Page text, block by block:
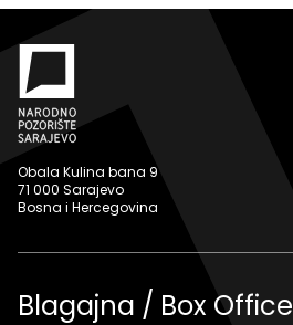
Obala Kulina bana 9
71 000 Sarajevo
Bosna i Hercegovina
Blagajna / Box Office